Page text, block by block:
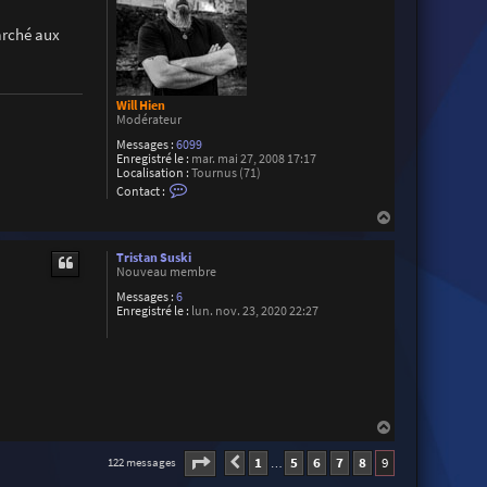
Will Hien
Modérateur
Messages : 6099
Enregistré le : mar. mai 27, 2008 17:17
Localisation : Tournus (71)
Contact :
c
t
W
aux
a
Tristan Suski
Nouveau membre
Messages : 6
Enregistré le : lun. nov. 23, 2020 22:27
a
t
122 messages Page sur
Précédente
1 … 5 6 7 8 9